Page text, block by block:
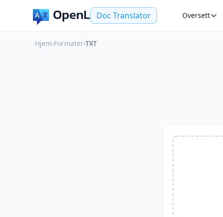
Doc Translator Oversett
Hjem›Formater›TXT